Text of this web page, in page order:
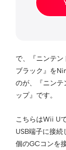
で、『ニンテ
ブラック』を
のが、『ニンテ
ップ』です。
こちらはWii U
USB端子に接
個のGCコンを